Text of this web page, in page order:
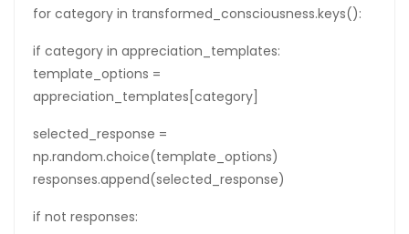
for category in transformed_consciousness.keys():
if category in appreciation_templates:
template_options =
appreciation_templates[category]
selected_response =
np.random.choice(template_options)
responses.append(selected_response)
if not responses: